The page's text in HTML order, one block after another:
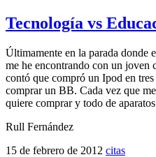
Tecnología vs
Últimamente en la parada donde
me he encontrando con un joven
contó que compró un Ipod en
comprar un BB. Cada vez que
quiere comprar y todo de
Rull Fernández
15 de febrero de 2012 citas